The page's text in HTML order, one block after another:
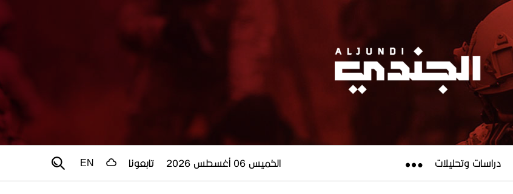
دراسات وتحليلات الخميس 06 أغسطس 2026 تابعونا EN